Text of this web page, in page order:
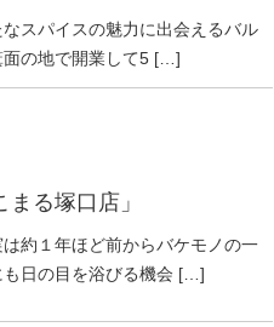
スパイスの魅力に出会えるバル
面の地で開業して5 […]
る塚口店」
約１年ほど前からバケモノの一
も日の目を浴びる機会 […]